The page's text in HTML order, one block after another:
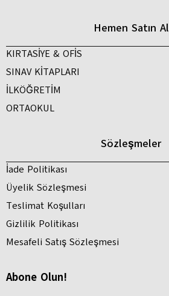
Hemen Satın Al
KIRTASİYE & OFİS
SINAV KİTAPLARI
İLKÖĞRETİM
ORTAOKUL
Sözleşmeler
İade Politikası
Üyelik Sözleşmesi
Teslimat Koşulları
Gizlilik Politikası
Mesafeli Satış Sözleşmesi
Abone Olun!